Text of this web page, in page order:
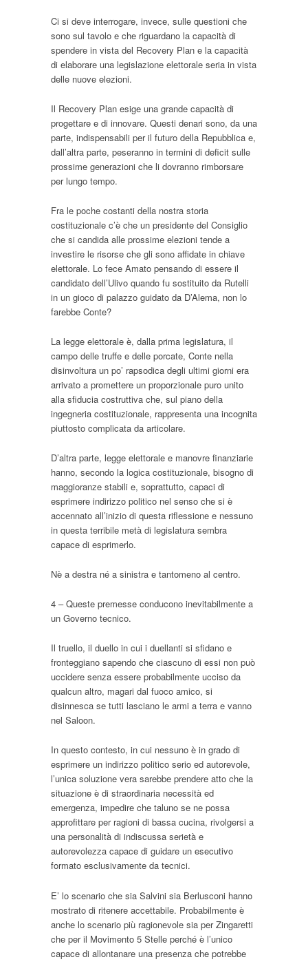
Ci si deve interrogare, invece, sulle questioni che
sono sul tavolo e che riguardano la capacità di
spendere in vista del Recovery Plan e la capacità
di elaborare una legislazione elettorale seria in vista
delle nuove elezioni.
Il Recovery Plan esige una grande capacità di
progettare e di innovare. Questi denari sono, da una
parte, indispensabili per il futuro della Repubblica e,
dall’altra parte, peseranno in termini di deficit sulle
prossime generazioni che li dovranno rimborsare
per lungo tempo.
Fra le poche costanti della nostra storia
costituzionale c’è che un presidente del Consiglio
che si candida alle prossime elezioni tende a
investire le risorse che gli sono affidate in chiave
elettorale. Lo fece Amato pensando di essere il
candidato dell’Ulivo quando fu sostituito da Rutelli
in un gioco di palazzo guidato da D’Alema, non lo
farebbe Conte?
La legge elettorale è, dalla prima legislatura, il
campo delle truffe e delle porcate, Conte nella
disinvoltura un po’ rapsodica degli ultimi giorni era
arrivato a promettere un proporzionale puro unito
alla sfiducia costruttiva che, sul piano della
ingegneria costituzionale, rappresenta una incognita
piuttosto complicata da articolare.
D’altra parte, legge elettorale e manovre finanziarie
hanno, secondo la logica costituzionale, bisogno di
maggioranze stabili e, soprattutto, capaci di
esprimere indirizzo politico nel senso che si è
accennato all’inizio di questa riflessione e nessuno
in questa terribile metà di legislatura sembra
capace di esprimerlo.
Nè a destra né a sinistra e tantomeno al centro.
4 – Queste premesse conducono inevitabilmente a
un Governo tecnico.
Il truello, il duello in cui i duellanti si sfidano e
fronteggiano sapendo che ciascuno di essi non può
uccidere senza essere probabilmente ucciso da
qualcun altro, magari dal fuoco amico, si
disinnesca se tutti lasciano le armi a terra e vanno
nel Saloon.
In questo contesto, in cui nessuno è in grado di
esprimere un indirizzo politico serio ed autorevole,
l’unica soluzione vera sarebbe prendere atto che la
situazione è di straordinaria necessità ed
emergenza, impedire che taluno se ne possa
approfittare per ragioni di bassa cucina, rivolgersi a
una personalità di indiscussa serietà e
autorevolezza capace di guidare un esecutivo
formato esclusivamente da tecnici.
E’ lo scenario che sia Salvini sia Berlusconi hanno
mostrato di ritenere accettabile. Probabilmente è
anche lo scenario più ragionevole sia per Zingaretti
che per il Movimento 5 Stelle perché è l’unico
capace di allontanare una presenza che potrebbe